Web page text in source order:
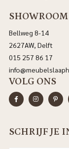
SHOWROOM
Bellweg 8-14
2627AW, Delft
015 257 86 17
VOLG ONS
SCHRIJF JE